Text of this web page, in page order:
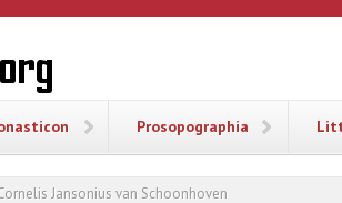
Prosopographia
Jansonius van Schoonhoven